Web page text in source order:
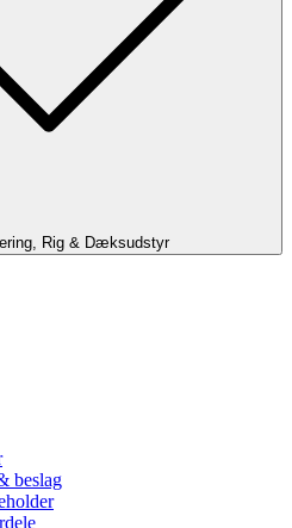
Rig & Dæksudstyr
beslag